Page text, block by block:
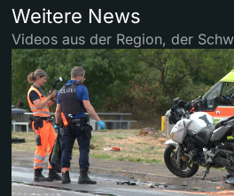
Weitere News
Videos aus der Region, der